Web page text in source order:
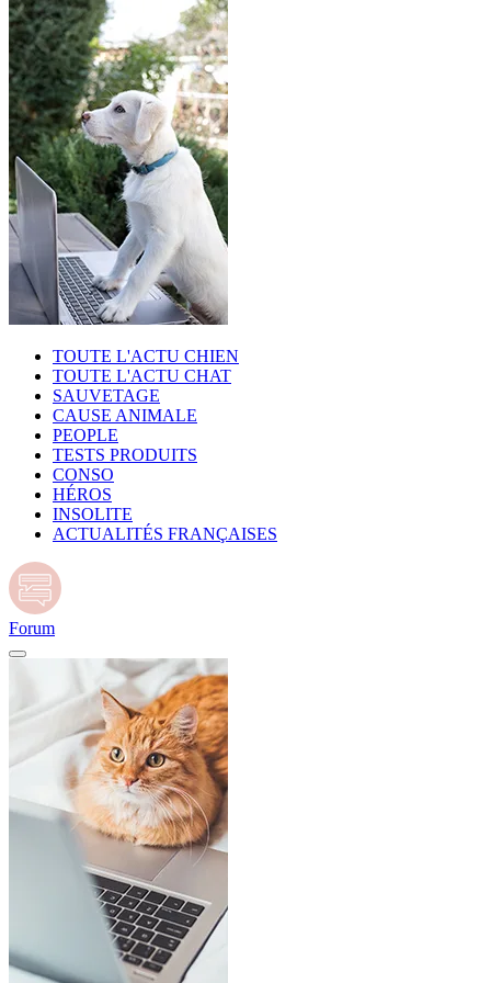
TOUTE L'ACTU CHIEN
TOUTE L'ACTU CHAT
SAUVETAGE
CAUSE ANIMALE
PEOPLE
TESTS PRODUITS
CONSO
HÉROS
INSOLITE
ACTUALITÉS FRANÇAISES
Forum